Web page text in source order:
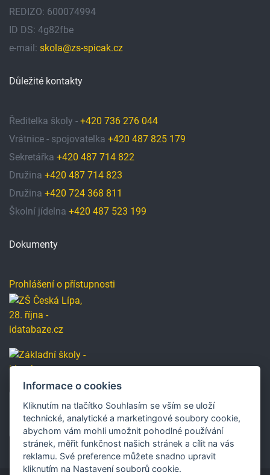
REDIZO: 600074994
ID DS: 4g82fbe
e-mail: skola@zs-spicak.cz
Důležité kontakty
Ředitelka školy - +420 736 276 044
Vrátnice - spojovatelka +420 487 825 179
Sekretářka +420 487 714 822
Družina +420 487 714 823
Družina +420 724 368 811
Školní jídelna +420 487 523 199
Dokumenty
Prohlášení o přístupnosti
Informace o cookies
Kliknutím na tlačítko Souhlasím se vším se uloží
technické, analytické a marketingové soubory cookie,
abychom vám mohli umožnit pohodlné používání
stránek, měřit funkčnost našich stránek a cílit na vás
reklamu. Své preference můžete snadno upravit
kliknutím na Nastavení souborů cookie.